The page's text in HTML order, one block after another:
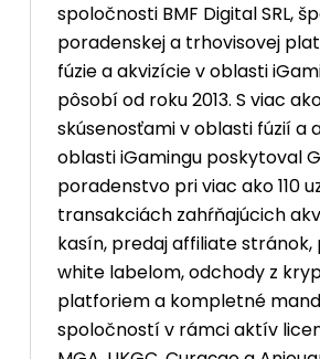
spoločnosti BMF Digital SRL,
poradenskej a trhovisovej
fúzie a akvizície v oblasti
pôsobí od roku 2013. S viac
skúsenosťami v oblasti fúzií a
oblasti iGamingu poskytoval
poradenstvo pri viac ako 110
transakciách zahŕňajúcich
kasín, predaj affiliate stránok,
white labelom, odchody z
platforiem a kompletné
spoločností v rámci aktív